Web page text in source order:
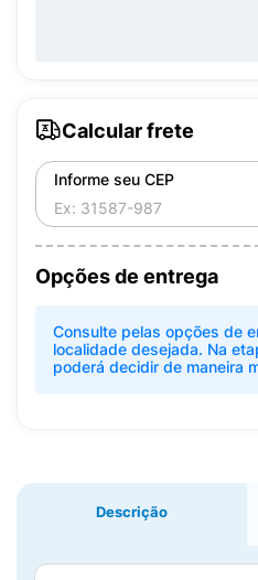
Calcular frete
Informe seu CEP
Opções de entrega
Consulte pelas opções de
localidade desejada. Na
poderá decidir de maneira
Descrição